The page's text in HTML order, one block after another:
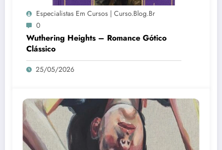
Especialistas Em Cursos | Curso.blog.br
0
Wuthering Heights – Romance Gótico
Clássico
25/05/2026